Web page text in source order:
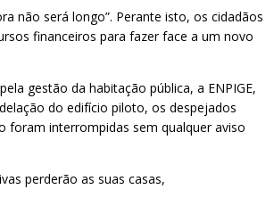
não será longo”. Perante isto, os cidadãos
financeiros para fazer face a um novo
gestão da habitação pública, a ENPIGE,
do edifício piloto, os despejados
foram interrompidas sem qualquer aviso
perderão as suas casas,